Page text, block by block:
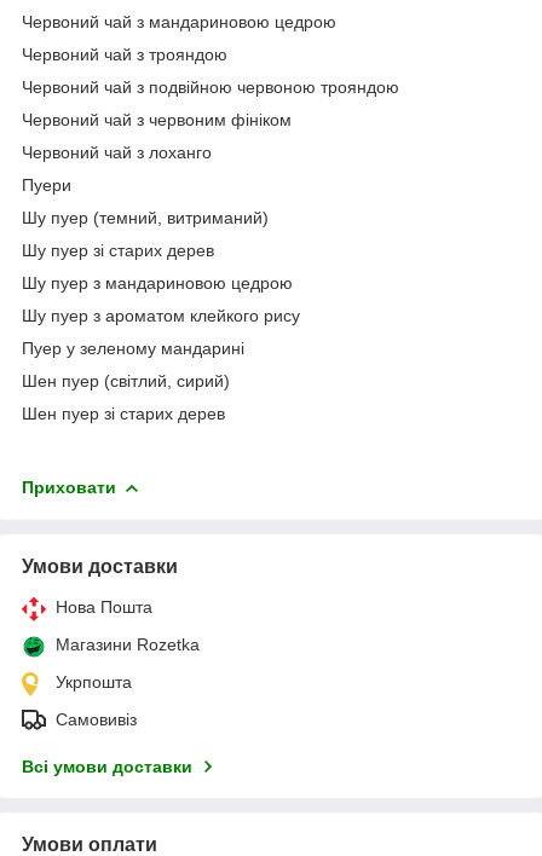
Червоний чай з мандариновою цедрою
Червоний чай з трояндою
Червоний чай з подвійною червоною трояндою
Червоний чай з червоним фініком
Червоний чай з лоханго
Пуери
Шу пуер (темний, витриманий)
Шу пуер зі старих дерев
Шу пуер з мандариновою цедрою
Шу пуер з ароматом клейкого рису
Пуер у зеленому мандарині
Шен пуер (світлий, сирий)
Шен пуер зі старих дерев
Приховати
Умови доставки
Нова Пошта
Магазини Rozetka
Укрпошта
Самовивіз
Всі умови доставки
Умови оплати